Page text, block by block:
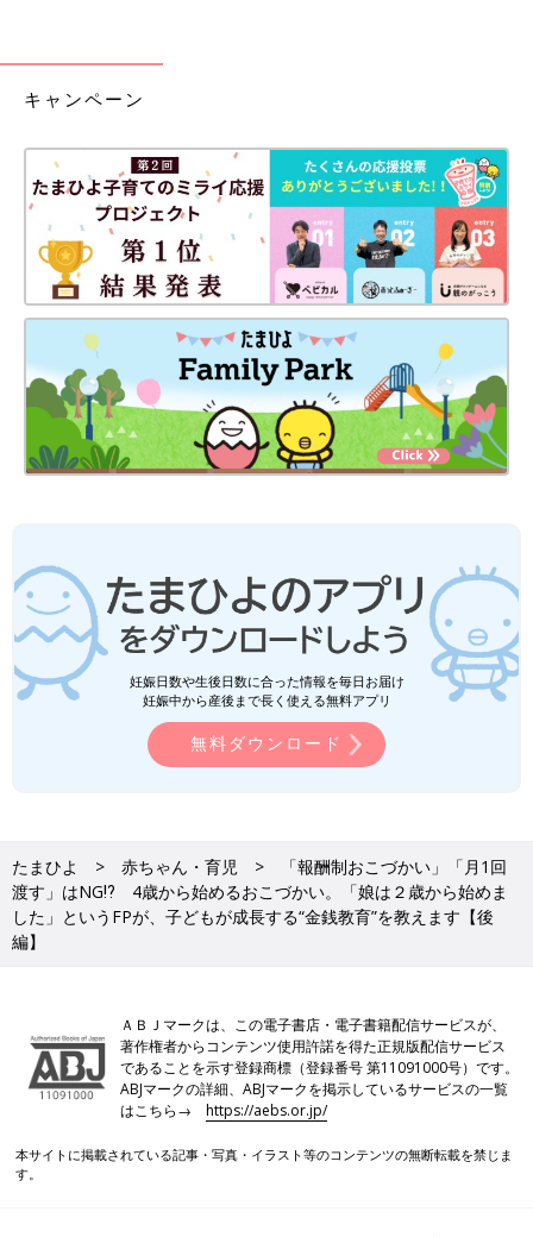
キャンペーン
妊娠日数や生後日数に合った情報を毎日お届け
妊娠中から産後まで長く使える無料アプリ
無料ダウンロード
たまひよ 赤ちゃん・育児
「報酬制おこづかい」「月1回
渡す」はNG⁉ 4歳から始めるおこづかい。「娘は２歳から始めま
した」というFPが、子どもが成長する“金銭教育”を教えます【後
編】
ＡＢＪマークは、この電子書店・電子書籍配信サービスが、
著作権者からコンテンツ使用許諾を得た正規版配信サービス
であることを示す登録商標（登録番号 第11091000号）です。
ABJマークの詳細、ABJマークを掲示しているサービスの一覧
はこちら→https://aebs.or.jp/
本サイトに掲載されている記事・写真・イラスト等のコンテンツの無断転載を禁じま
す。